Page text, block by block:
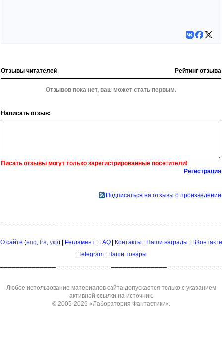
Отзывы читателей Рейтинг отзыва
Отзывов пока нет, ваш может стать первым.
Написать отзыв:
Писать отзывы могут только зарегистрированные посетители!
Регистрация
Подписаться на отзывы о произведении
О сайте (eng fra укр) | Регламент| FAQ| Контакты | Наши награды | ВКонтакте
| Telegram | Наши товары
Любое использование материалов сайта допускается только с указанием
активной ссылки на источник.
© 2005-2026 «Лаборатория Фантастики»